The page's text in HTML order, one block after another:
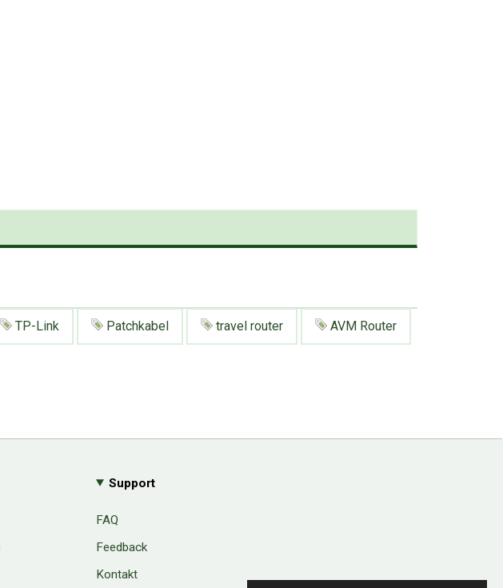
TP-Link Patchkabel travel router AVM Router
Support
FAQ
Feedback
Kontakt